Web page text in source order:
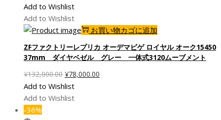
¥132,000.00
で
し
で
Add to Wishlist
Add to Wishlist
お買い物カゴに追加
ZFファクトリーレプリカ オーデマピゲ ロイヤル オーク15450
37mm ダイヤベゼル グレー 一体式3120ムーブメント
¥132,000.00 元
の
価
¥78,000.00
Add to Wishlist
Add to Wishlist
-36%